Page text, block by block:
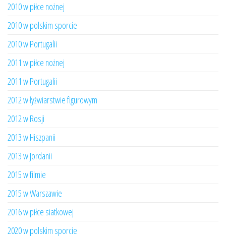
2010 w piłce nożnej
2010 w polskim sporcie
2010 w Portugalii
2011 w piłce nożnej
2011 w Portugalii
2012 w łyżwiarstwie figurowym
2012 w Rosji
2013 w Hiszpanii
2013 w Jordanii
2015 w filmie
2015 w Warszawie
2016 w piłce siatkowej
2020 w polskim sporcie